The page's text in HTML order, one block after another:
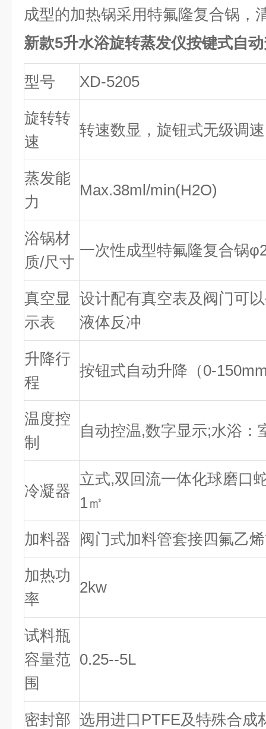
成型的加热锅采用特氟隆复合锅，
新款5升水浴旋转蒸发仪按键式自
型号 XD-5205
旋转转
速
转速数显，旋钮式无级调
蒸发能
力
Max.38ml/min(H2O)
浴锅材
质/尺寸
一次性成型特氟隆复合锅
真空显
示表
设计配有真空表及阀门可
液体反冲
升降行
程
按钮式自动升降（0-
温度控
制
自动控温,数字显示;水浴
冷凝器
立式,双回流一体化球磨口
1㎡
加料器 阀门式加料管套接四氟乙
加热功
率
2kw
试料瓶
容量范
围
0.25--5L
密封部 选用进口PTFE及特殊合成